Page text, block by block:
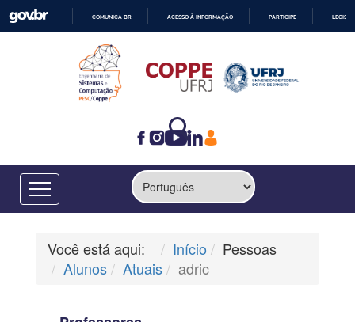
CONTEÚDO
COMUNICA BR ACESSO À INFORMAÇÃO PARTICIPE
Você está aqui: Início
Pessoas
Alunos
Atuais adric